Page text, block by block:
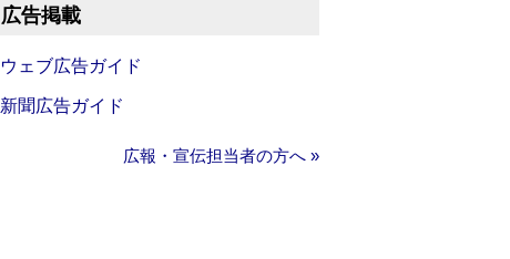
広告掲載
ウェブ広告ガイド
新聞広告ガイド
広報・宣伝担当者の方へ »